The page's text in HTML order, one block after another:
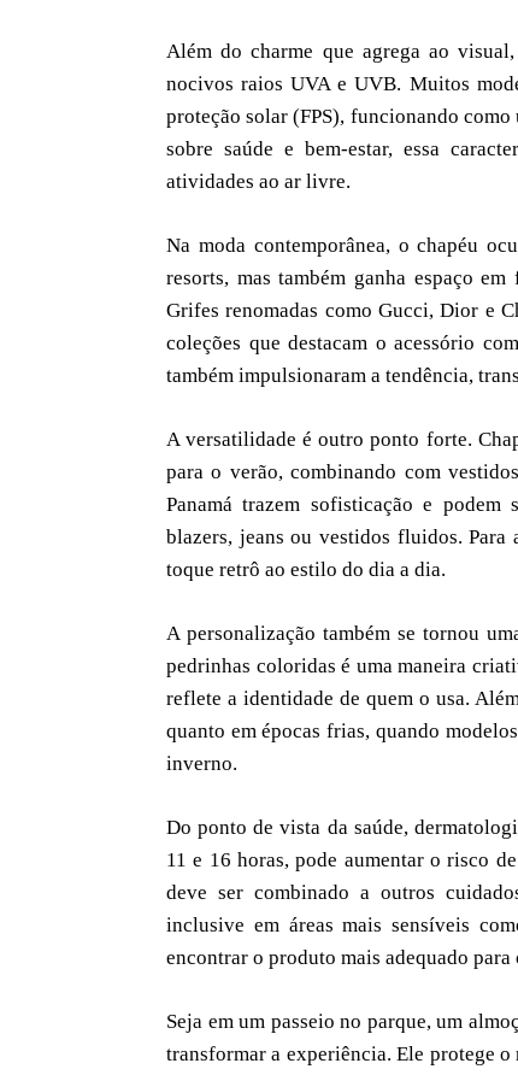
Além do charme que agrega ao
nocivos raios UVA e UVB. Muitos
proteção solar (FPS), funcionando
sobre saúde e bem-estar, essa
atividades ao ar livre.
Na moda contemporânea, o chapéu
resorts, mas também ganha espaço
Grifes renomadas como Gucci, Dior e
coleções que destacam o acessório
também impulsionaram a tendência,
A versatilidade é outro ponto forte.
para o verão, combinando com
Panamá trazem sofisticação e podem
blazers, jeans ou vestidos fluidos. Para
toque retrô ao estilo do dia a dia.
A personalização também se tornou
pedrinhas coloridas é uma maneira
reflete a identidade de quem o usa.
quanto em épocas frias, quando
inverno.
Do ponto de vista da saúde,
11 e 16 horas, pode aumentar o risco
deve ser combinado a outros
inclusive em áreas mais sensíveis
encontrar o produto mais adequado
Seja em um passeio no parque, um
transformar a experiência. Ele protege